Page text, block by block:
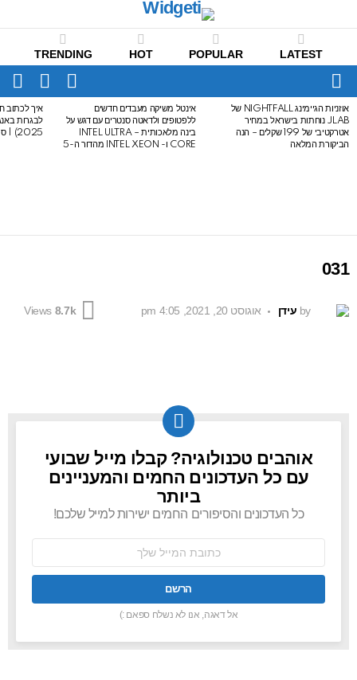
LATEST
POPULAR
HOT
TRENDING
Menu
SWITCH
SKIN
LATEST
STORIES
אוזניות הגיימינג NIGHTFALL של
JLAB נוחתות בישראל במחיר
אטרקטיבי של 199 שקלים – הנה
הביקורת המלאה
אינטל משיקה מעבדים חדשים
ללפטופים ולדאטה סנטרים עם דגש על
בינה מלאכותית – INTEL ULTRA
CORE ו- INTEL XEON מהדור ה-5
איך לכתוב
2025) | סיכום לבגרות באנגלית
031
by עידן אוגוסט 20, 2021, 4:05 pm 8.7k
Views
NEWSLETTER
אוהבים טכנולוגיה? קבלו מייל שבועי
עם כל העדכונים החמים והמעניינים
ביותר
כל העדכונים והסיפורים החמים ישירות למייל שלכם!
אל דאגה, אנו לא נשלח ספאם :)